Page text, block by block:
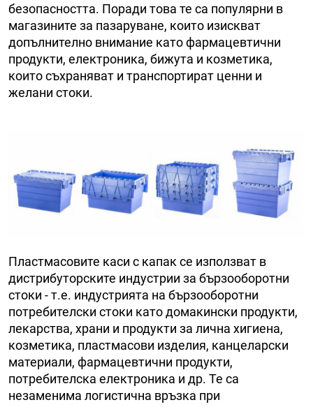
безопасността. Поради това те са популярни в
магазините за пазаруване, които изискват
допълнително внимание като фармацевтични
продукти, електроника, бижута и козметика,
които съхраняват и транспортират ценни и
желани стоки.
Пластмасовите каси с капак се използват в
дистрибуторските индустрии за бързооборотни
стоки - т.е. индустрията на бързооборотни
потребителски стоки като домакински продукти,
лекарства, храни и продукти за лична хигиена,
козметика, пластмасови изделия, канцеларски
материали, фармацевтични продукти,
потребителска електроника и др. Те са
незаменима логистична връзка при